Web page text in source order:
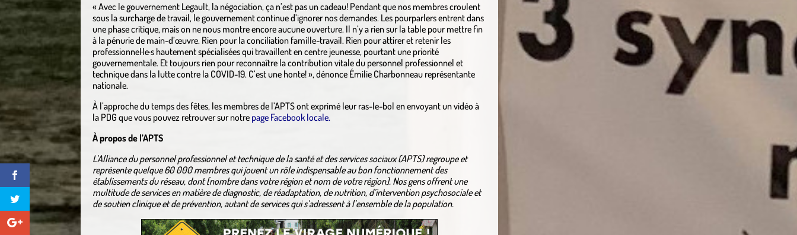
« Avec le gouvernement Legault, la négociation, ça n’est pas un cadeau! Pendant que nos membres croulent
sous la surcharge de travail, le gouvernement continue d’ignorer nos demandes. Les pourparlers entrent dans
une phase critique, mais on ne nous montre encore aucune ouverture. Il n’y a rien sur la table pour mettre fin
à la pénurie de main-d’œuvre. Rien pour la conciliation famille-travail. Rien pour attirer et retenir les
professionnel·le·s hautement spécialisées qui travaillent en centre jeunesse, pourtant une priorité
gouvernementale. Et toujours rien pour reconnaître la contribution vitale du personnel professionnel et
technique dans la lutte contre la COVID-19. C’est une honte! », dénonce Émilie Charbonneau représentante
nationale.
À l’approche du temps des fêtes, les membres de l’APTS ont exprimé leur ras-le-bol en envoyant un vidéo à
la PDG que vous pouvez retrouver sur notre page Facebook locale.
À propos de l’APTS
L’Alliance du personnel professionnel et technique de la santé et des services sociaux (APTS) regroupe et
représente quelque 60 000 membres qui jouent un rôle indispensable au bon fonctionnement des
établissements du réseau, dont [nombre dans votre région et nom de votre région]. Nos gens offrent une
multitude de services en matière de diagnostic, de réadaptation, de nutrition, d’intervention psychosociale et
de soutien clinique et de prévention, autant de services qui s’adressent à l’ensemble de la population.